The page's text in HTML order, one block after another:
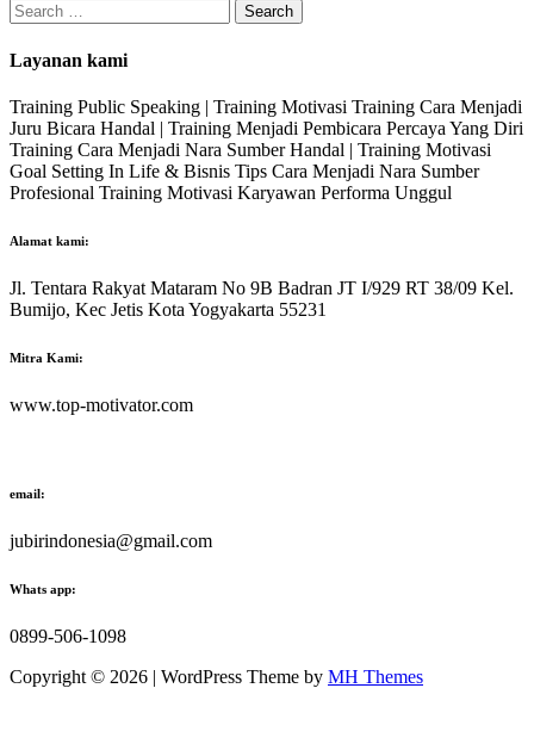
Search
for:
Layanan kami
Training Public Speaking | Training Motivasi Training Cara Menjadi
Juru Bicara Handal | Training Menjadi Pembicara Percaya Yang Diri
Training Cara Menjadi Nara Sumber Handal | Training Motivasi
Goal Setting In Life & Bisnis Tips Cara Menjadi Nara Sumber
Profesional Training Motivasi Karyawan Performa Unggul
Alamat kami:
Jl. Tentara Rakyat Mataram No 9B Badran JT I/929 RT 38/09 Kel.
Bumijo, Kec Jetis Kota Yogyakarta 55231
Mitra Kami:
www.top-motivator.com
email:
jubirindonesia@gmail.com
Whats app:
0899-506-1098
Copyright © 2026 | WordPress Theme by MH Themes